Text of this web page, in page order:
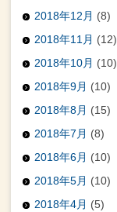
2018年12月 (8)
2018年11月 (12)
2018年10月 (10)
2018年9月 (10)
2018年8月 (15)
2018年7月 (8)
2018年6月 (10)
2018年5月 (10)
2018年4月 (5)